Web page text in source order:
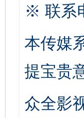
※ 联系
本传媒
提宝贵
众全影